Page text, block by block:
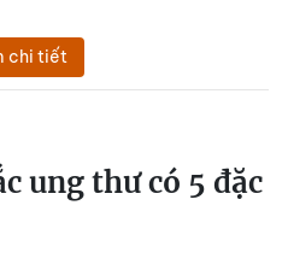
chi tiết
ung thư có 5 đặc